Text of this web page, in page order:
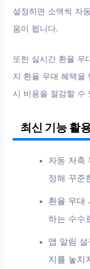
설정하면 소액씩 자
움이 됩니다.
또한 실시간 환율 우
지 환율 우대 혜택을
시 비용을 절감할 수
최신 기능 활
자동 저축
정해 꾸준
환율 우대
하는 수수
앱 알림
지를 놓치